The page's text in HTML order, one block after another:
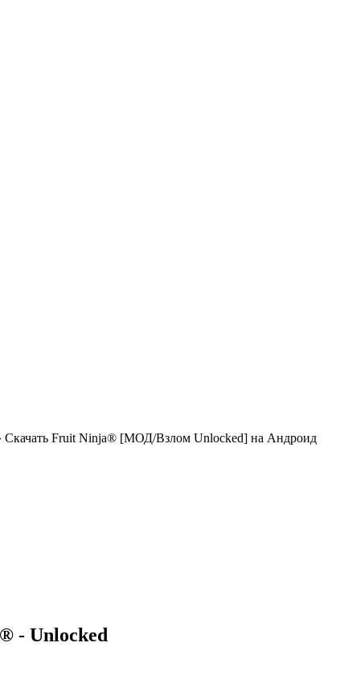
Скачать Fruit Ninja® [МОД/Взлом Unlocked] на Андроид
- Unlocked